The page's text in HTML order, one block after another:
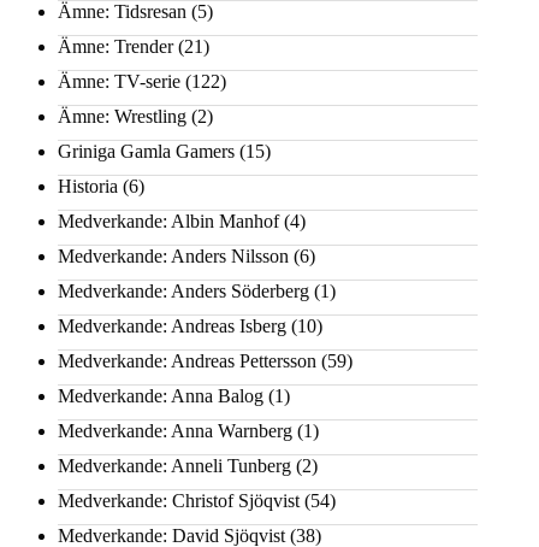
Ämne: Tidsresan (5)
Ämne: Trender(21)
Ämne: TV-serie (122)
Ämne: Wrestling (2)
Griniga Gamla Gamers (15)
Historia (6)
Medverkande: Albin Manhof(4)
Medverkande: Anders Nilsson (6)
Medverkande: Anders Söderberg (1)
Medverkande: Andreas Isberg (10)
Medverkande: Andreas Pettersson (59)
Medverkande: Anna Balog (1)
Medverkande: Anna Warnberg (1)
Medverkande: Anneli Tunberg (2)
Medverkande: Christof Sjöqvist (54)
Medverkande: David Sjöqvist (38)